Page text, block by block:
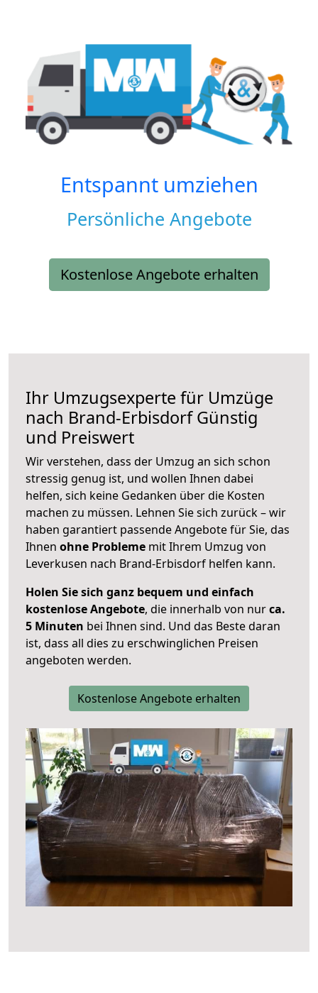
Entspannt umziehen
Persönliche Angebote
Kostenlose Angebote erhalten
Ihr Umzugsexperte für Umzüge
nach Brand-ErbisdorfGünstig
und Preiswert
Wir verstehen, dass der Umzug an sich schon
stressig genug ist, und wollen Ihnen dabei
helfen, sich keine Gedanken über die Kosten
machen zu müssen. Lehnen Sie sich zurück – wir
haben garantiert passende Angebote für Sie, das
Ihnen ohne Probleme mit Ihrem Umzug von
Leverkusen nach Brand-Erbisdorf helfen kann.
Holen Sie sich ganz bequem und einfach
kostenlose Angebote, die innerhalb von nurca.
5 Minuten bei Ihnen sind. Und das Beste daran
ist, dass all dies zu erschwinglichen Preisen
angeboten werden.
Kostenlose Angebote erhalten